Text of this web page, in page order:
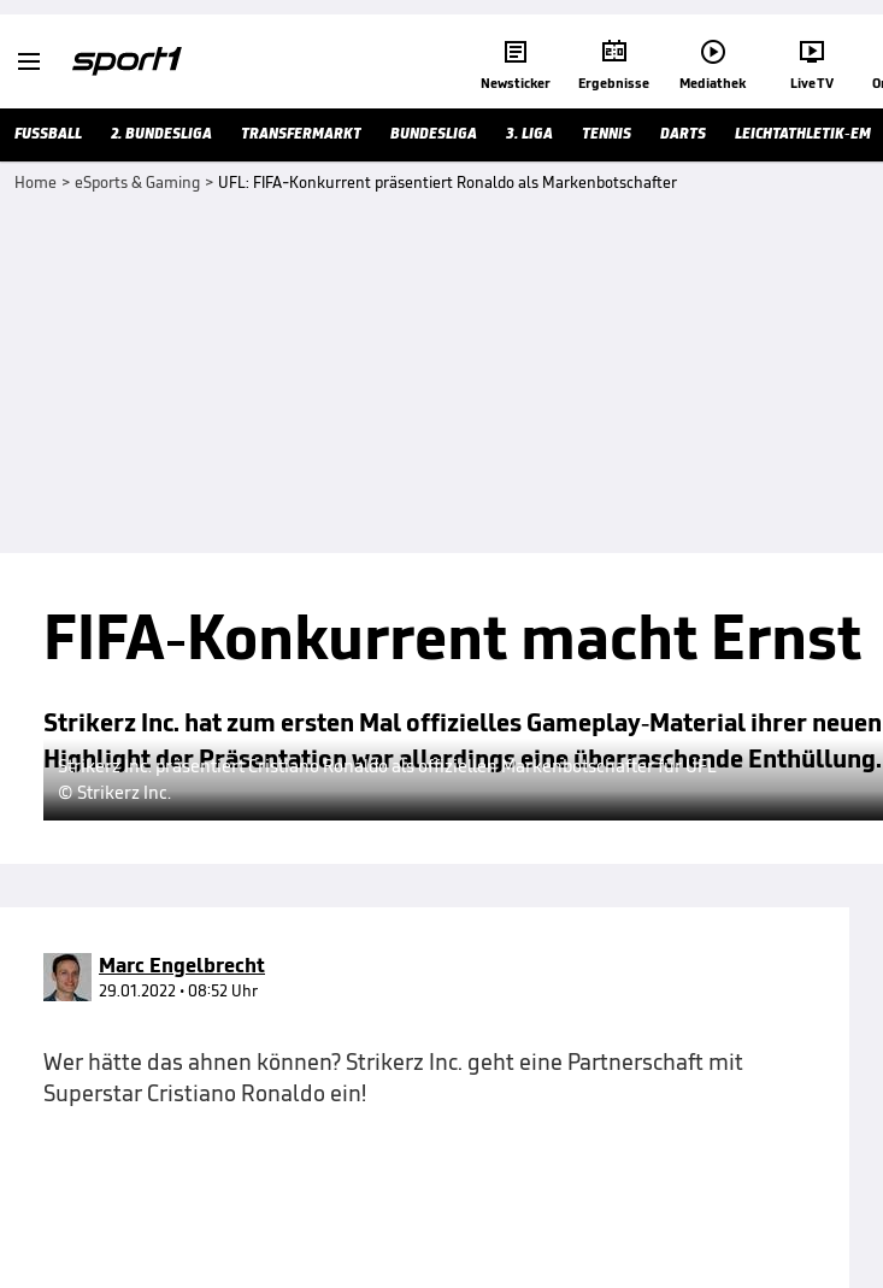
 
Newsticker

Ergebnisse

Mediathek

Live TV
FUSSBALL 2. BUNDESLIGA TRANSFERMARKT BUNDESLIGA 3. LIGA TENNIS DARTS LEICHTATHLETIK-EM
Home > eSports & Gaming > UFL: FIFA-Konkurrent präsentiert Ronaldo als Markenbotschafter
FIFA-Konkurrent macht Ernst
Strikerz Inc. hat zum ersten Mal offizielles Gameplay-Material ihrer
Highlight der Präsentation war allerdings eine überraschende Enthüllung.
Strikerz Inc. präsentiert Cristiano Ronaldo als offiziellen Markenbotschafter für UFL
© Strikerz Inc.
Marc Engelbrecht
29.01.2022 • 08:52 Uhr
Wer hätte das ahnen können? Strikerz Inc. geht eine Partnerschaft mit
Superstar Cristiano Ronaldo ein!